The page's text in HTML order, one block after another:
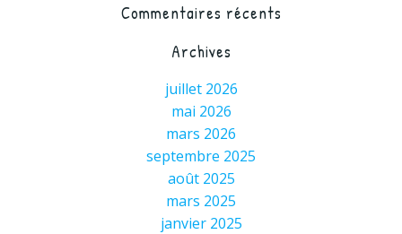
Commentaires récents
Archives
juillet 2026
mai 2026
mars 2026
septembre 2025
août 2025
mars 2025
janvier 2025